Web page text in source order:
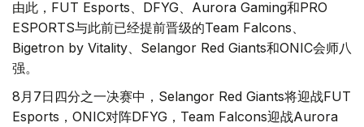
由此，FUT Esports、DFYG、Aurora Gaming和PRO
ESPORTS与此前已经提前晋级的Team Falcons、
Bigetron by Vitality、Selangor Red Giants和ONIC会师八
强。
8月7日四分之一决赛中，Selangor Red Giants将迎战FUT
Esports，ONIC对阵DFYG，Team Falcons迎战Aurora